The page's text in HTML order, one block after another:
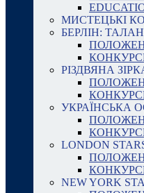
МИСТЕЦЬКІ
БЕРЛІН:
РІЗДВЯНА
УКРАЇНСЬКА
LONDON
NEW YORK